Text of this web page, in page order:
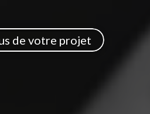
de votre projet